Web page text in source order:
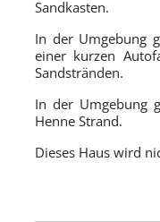
Sandkasten.
In der Umgebung
einer kurzen
Sandstränden.
In der Umgebung
Henne Strand.
Dieses Haus wird